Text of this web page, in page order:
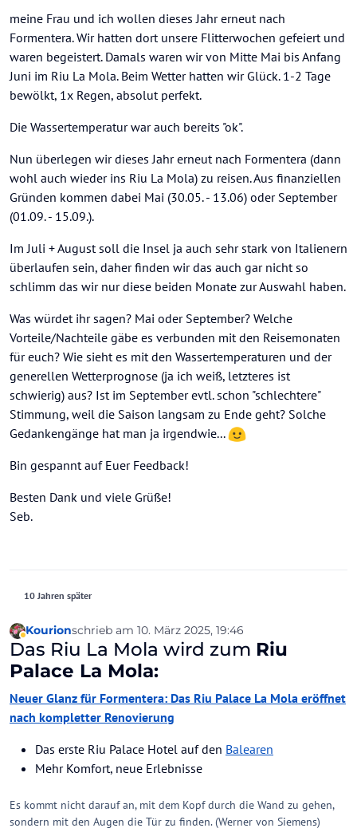
meine Frau und ich wollen dieses Jahr erneut nach
Formentera. Wir hatten dort unsere Flitterwochen gefeiert und
waren begeistert. Damals waren wir von Mitte Mai bis Anfang
Juni im Riu La Mola. Beim Wetter hatten wir Glück. 1-2 Tage
bewölkt, 1x Regen, absolut perfekt.
Die Wassertemperatur war auch bereits "ok".
Nun überlegen wir dieses Jahr erneut nach Formentera (dann
wohl auch wieder ins Riu La Mola) zu reisen. Aus finanziellen
Gründen kommen dabei Mai (30.05. - 13.06) oder September
(01.09. - 15.09.).
Im Juli + August soll die Insel ja auch sehr stark von Italienern
überlaufen sein, daher finden wir das auch gar nicht so
schlimm das wir nur diese beiden Monate zur Auswahl haben.
Was würdet ihr sagen? Mai oder September? Welche
Vorteile/Nachteile gäbe es verbunden mit den Reisemonaten
für euch? Wie sieht es mit den Wassertemperaturen und der
generellen Wetterprognose (ja ich weiß, letzteres ist
schwierig) aus? Ist im September evtl. schon "schlechtere"
Stimmung, weil die Saison langsam zu Ende geht? Solche
Gedankengänge hat man ja irgendwie...
Bin gespannt auf Euer Feedback!
Besten Dank und viele Grüße!
Seb.
10 Jahren später
Abwesend
Kourionschrieb am 10. März 2025, 19:46
zuletzt editiert von Kourion3. Okt. 2025, 19:46
Das Riu La Mola wird zum Riu
Palace La Mola:
Neuer Glanz für Formentera: Das Riu Palace La Mola eröffnet
nach kompletter Renovierung
Das erste Riu Palace Hotel auf den Balearen
Mehr Komfort, neue Erlebnisse
Es kommt nicht darauf an, mit dem Kopf durch die Wand zu gehen,
sondern mit den Augen die Tür zu finden. (Werner von Siemens)